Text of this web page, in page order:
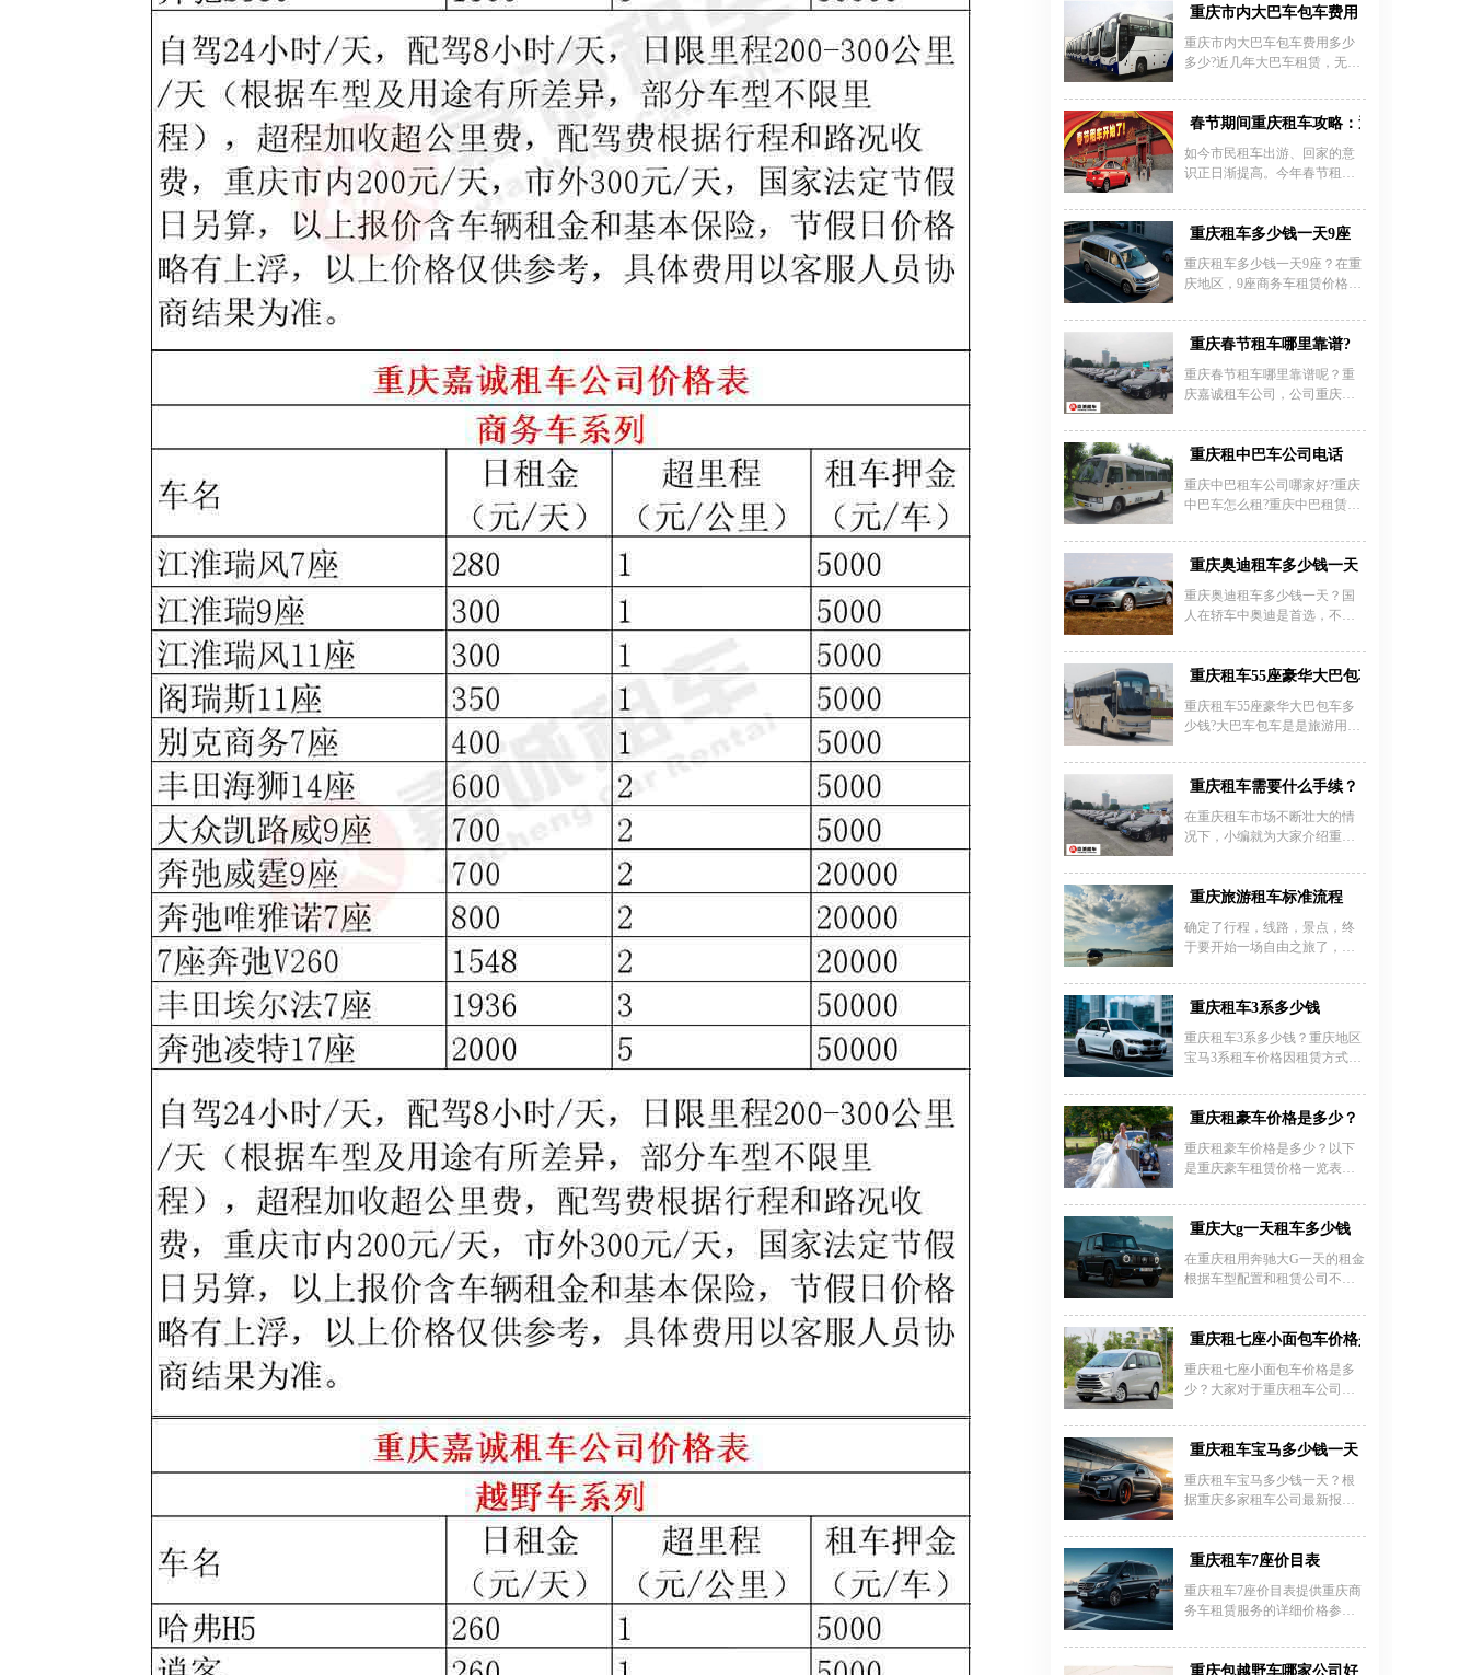
在重庆一般是3000元，一般在
一个月内退还。
座的suv价格哪家更便宜？重庆
靠谱又便宜的重庆租车服务，
以下是重庆租车公司提供的
重庆市内大巴车包车费用
重庆市内大巴车包车费用多少
多少?近几年大巴车租赁，无需
用维修保养，非常受企业及小
团体旅行欢迎。再加上，大巴
富，舒适性强;座位数多，非常
经济实惠，更受重庆租赁市场
春节期间重庆租车攻略：避开陷阱放心租
如今市民租车出游、回家的意
识正日渐提高。今年春节租车
的增长。年关将至，重庆租车
市场激战正酣。元旦出游、春
底汽车租赁市场因此即将引
爆。那么市民们该如何避开陷
重庆租车多少钱一天9座
重庆租车多少钱一天9座？在重
庆地区，9座商务车租赁价格根
不同。经济型车型如江淮瑞风
M4、福特全顺日租价格约400-
租600-800元，高端车型如奔驰
威霆日租800-1200元。部分公司
7500元，包含司机服务则月租
增加至7500-9000元。租车费用
受淡旺季、里程限制、保险等
细节。重庆嘉诚租车等专业租
车公司提供多种车型选择，车
险，支持自
重庆春节租车哪里靠谱?
重庆春节租车哪里靠谱呢？重
庆嘉诚租车公司，公司重庆本
极高。公司车辆三年内全新，
车型较多，满足不同需求。车
商务车、中巴车、越野车、大
巴车等。租车流程简单，只需
重庆租中巴车公司电话
重庆中巴租车公司哪家好?重庆
中巴车怎么租?重庆中巴租赁价
话多少?重庆租中巴车找重庆嘉
诚租车公司，经营租赁车辆种
20、22-31座及大巴35、45、55
座等、一系列豪华车辆。价格
是您商务活动、个人出行、走
亲访友、机场接送、代人接
客、旅游包车等体面用车。
重庆奥迪租车多少钱一天？
重庆奥迪租车多少钱一天？国
人在轿车中奥迪是首选，不管
都会用到这款车型。奥迪a6融
入了奥迪在全球最先进的高科
豪华的配置，并赋予了超强的
运动特性，从设计到性能无不
重庆租车55座豪华大巴包车多少钱？
重庆租车55座豪华大巴包车多
少钱?大巴车包车是是旅游用车
包车价格都按照包车时间，公
里数的多少来收取费用。一天
高。旅游包车服务租用公里越
多租车价格也会高一些。重庆
等用车服务。
重庆租车需要什么手续？
在重庆租车市场不断壮大的情
况下，小编就为大家介绍重庆
的心仪的租车公司后却又有租
车所需的证件没带齐，而多跑
手续必须要有以下的租车条件
租车前，请确认您满足以下条
重庆旅游租车标准流程
确定了行程，线路，景点，终
于要开始一场自由之旅了，不
车为你奉上重庆旅游租车标准
流程，为你的租车计划贡献微
程如下：1.确认旅游出行的信
息，方便租车报价，2.确认租车
重庆租车3系多少钱
重庆租车3系多少钱？重庆地区
宝马3系租车价格因租赁方式和
普遍在198-300元/天起，其中启
晨汽车租赁提供24款宝马3系日
包月、随借随还等灵活方式。
若选择长租服务，该车型还提
车租赁的宝马3系日租价为300
元/天起，而豪华轿车租赁市场
中宝马3系与奥迪A4、奔驰C级
注超公里费为3元/公里，基础服
务含8小时80公里。重庆租宝马
车型齐全且支持异地还
重庆租豪车价格是多少？
重庆租豪车价格是多少？以下
是重庆豪车租赁价格一览表，
价格存在差异，建议大家亲自
到店咨询价格和相关事宜，然
择适合自己的豪车。
重庆大g一天租车多少钱
在重庆租用奔驰大G一天的租金
根据车型配置和租赁公司不同
下：奔驰G63日租金约1800-
2000元/天，奔驰G350日租金约
G63日租金可达4000元/天。租
车押金普遍为20000元/车，部分
种奔驰G级车型租赁服务，车辆
均为3年内八成新车型，配备定
期检测和全额保险保障，支持
含基础里程200-300公里/天，超
里程按1.5-2元/公里加收，超时
重庆租七座小面包车价格是多少
重庆租七座小面包车价格是多
少？大家对于重庆租车公司必
公司在经营之初到今日一直可
以保持良好的状态。其可以让
的中美好，也可以扩宽大众出
行的选择。
重庆租车宝马多少钱一天
重庆租车宝马多少钱一天？根
据重庆多家租车公司最新报
差异较大。宝马3系作为入门级
豪华轿车，日租价格约450-600
费用约500-700元/天，婚庆租赁
含8小时服务约600元。高端车
重庆租车7座价目表
重庆租车7座价目表提供重庆商
务车租赁服务的详细价格参
租费用。别克GL8作为热门车型
日租金350元起，别克世纪550
重庆包越野车哪家公司好？